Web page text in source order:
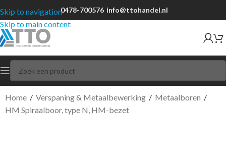
Skip to navigation
Skip to main content
0478-700576 info@ttohandel.nl
Home / Verspaning & Metaalbewerking / Metaalboren /
HM Spiraalboor, type N, HM-bezet